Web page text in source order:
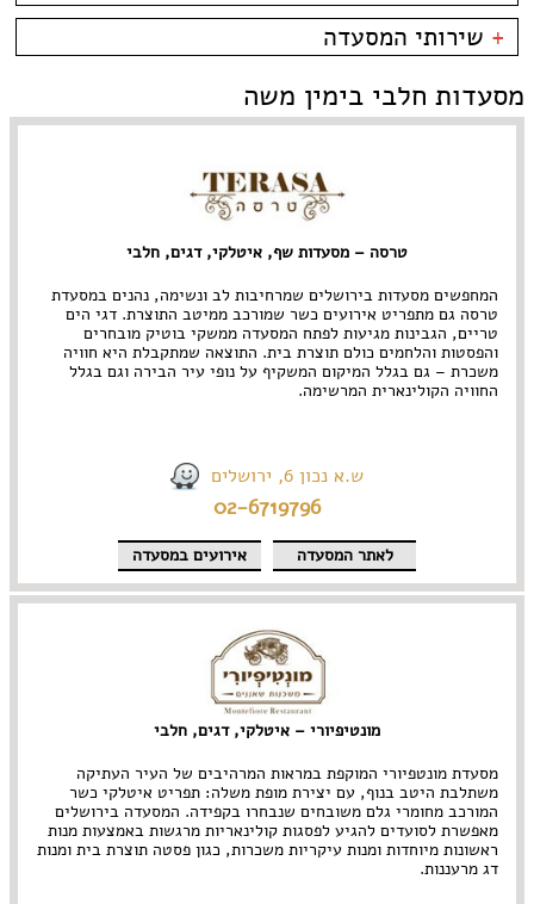
אבו גוש
גבעת רם
המושבה הגרמנית
הר חוצבים
רחביה
שוק מחנה יהודה
תלפיות
פירות ים
צרפתי
אוכל ביתי
ארוחות בוקר
ביסטרו
בר
חומוס
חלבי
יפני
מזרחי
מסעדת שף
מרוקאי
תאילנדי
קונדיטוריה
קייטרינג
כשרות
כשר למהדרין
+ שירותי המסעדה
משלוחים
מסעדות חלבי בימין משה
טרסה – מסעדות שף, איטלקי, דגים, חלבי
המחפשים מסעדות בירושלים שמרחיבות לב ונשימה, נהנים במסעדת
טרסה גם מתפריט אירועים כשר שמורכב ממיטב התוצרת. דגי הים
טריים, הגבינות מגיעות לפתח המסעדה ממשקי בוטיק מובחרים
והפסטות והלחמים כולם תוצרת בית. התוצאה שמתקבלת היא חוויה
משכרת – גם בגלל המיקום המשקיף על נופי עיר הבירה וגם בגלל
החוויה הקולינארית המרשימה.
ש.א נכון 6, ירושלים
02-6719796
לאתר המסעדה אירועים במסעדה
מונטיפיורי – איטלקי, דגים, חלבי
מסעדת מונטפיורי המוקפת במראות המרהיבים של העיר העתיקה
משתלבת היטב בנוף, עם יצירת מופת משלה: תפריט איטלקי כשר
המורכב מחומרי גלם משובחים שנבחרו בקפידה. המסעדה בירושלים
מאפשרת לסועדים להגיע לפסגות קולינאריות מרגשות באמצעות מנות
ראשונות מיוחדות ומנות עיקריות משכרות, כגון פסטה תוצרת בית ומנות
דג מרעננות.